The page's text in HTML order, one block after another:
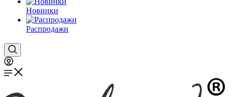
Новинки
Распродажи